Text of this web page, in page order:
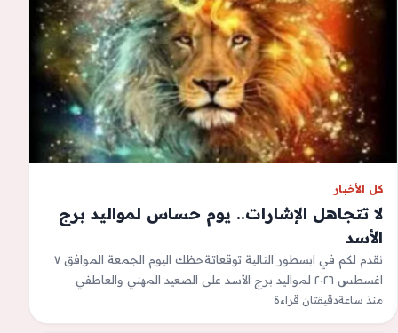
كل الأخبار
لا تتجاهل الإشارات.. يوم حساس لمواليد برج
الأسد
نقدم لكم في ابسطور التالية توقعاتةحظك اليوم الجمعة الموافق ٧
اغسطس ٢٠٢٦ لمواليد برج الأسد على الصعيد المهني والعاطفي
والصحي وفق موقع…
منذ ساعةدقيقتان قراءة